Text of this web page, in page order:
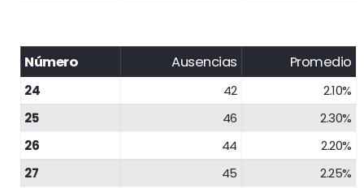
Número Ausencias Promedio
24 42
2.10%
25
46
2.30%
26
44
2.20%
27
45
2.25%